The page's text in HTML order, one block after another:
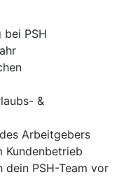
PSH
&
Arbeitgebers
Kundenbetrieb
dein PSH-Team vor